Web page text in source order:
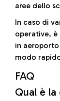
aree dello
In caso di
operative, è
in
modo
FAQ
Qual è la